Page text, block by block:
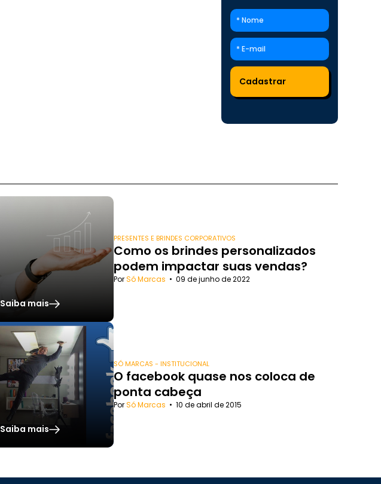
Saiba mais
PRESENTES E BRINDES CORPORATIVOS
Como os brindes personalizados
podem impactar suas vendas?
PorSó Marcas • 09 de junho de 2022
Saiba mais
SÓ MARCAS - INSTITUCIONAL
O facebook quase nos coloca de
ponta cabeça
PorSó Marcas • 10 de abril de 2015